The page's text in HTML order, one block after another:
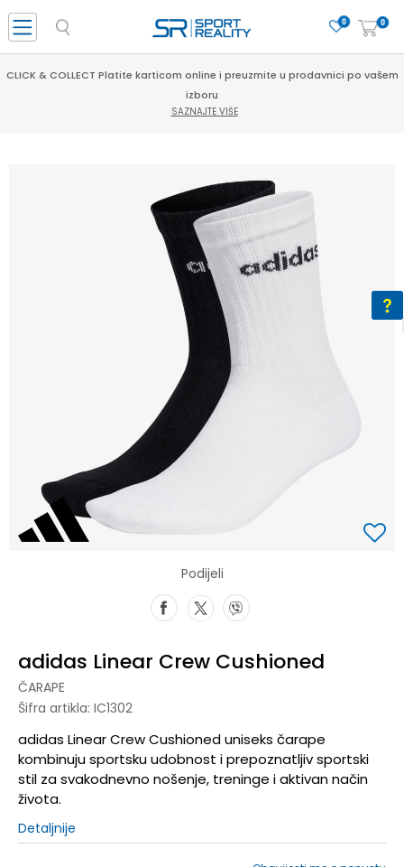
0
0
CLICK & COLLECT Platite karticom online i preuzmite u prodavnici po vašem
izboru
SAZNAJTE VIŠE
Podijeli
adidas Linear Crew Cushioned
ČARAPE
Šifra artikla: IC1302
adidas Linear Crew Cushioned uniseks čarape
kombinuju sportsku udobnost i prepoznatljiv sportski
stil za svakodnevno nošenje, treninge i aktivan način
života.
Detaljnije